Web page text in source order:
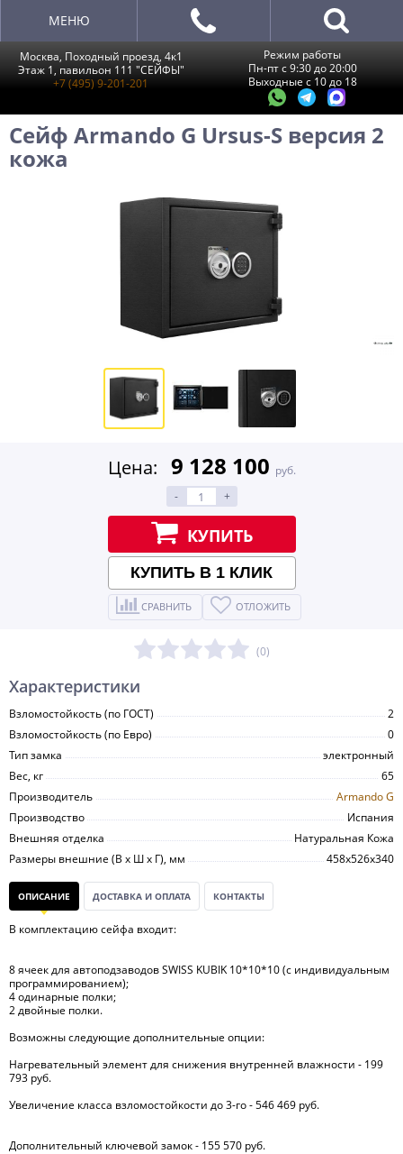
Москва, Походный проезд, 4к1
Этаж 1, павильон 111 "СЕЙФЫ"
+7 (495) 9-201-201
Режим работы
Пн-пт с 9:30 до 20:00
Выходные с 10 до 18
МЕНЮ
Сейф Armando G Ursus-S версия 2
кожа
Цена: 9 128 100 руб.
-
+
КУПИТЬ
КУПИТЬ В 1 КЛИК
СРАВНИТЬ ОТЛОЖИТЬ
(0)
Характеристики
Взломостойкость (по ГОСТ)
2
Взломостойкость (по Евро)
0
Тип замка
электронный
Вес, кг
65
Производитель
Armando G
Производство
Испания
Внешняя отделка
Натуральная Кожа
Размеры внешние (В х Ш х Г), мм
458х526х340
ОПИСАНИЕ ДОСТАВКА И ОПЛАТА КОНТАКТЫ
В комплектацию сейфа входит:
8 ячеек для автоподзаводов SWISS KUBIK 10*10*10 (с индивидуальным
программированием);
4 одинарные полки;
2 двойные полки.
Возможны следующие дополнительные опции:
Нагревательный элемент для снижения внутренней влажности - 199
793 руб.
Увеличение класса взломостойкости до 3-го - 546 469 руб.
Дополнительный ключевой замок - 155 570 руб.